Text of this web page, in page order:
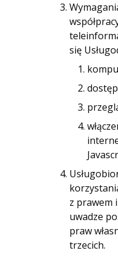
się
z prawem
uwadze
praw
trzecich.